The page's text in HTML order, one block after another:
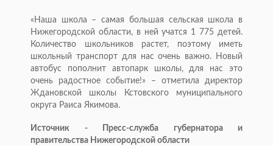
«Наша школа – самая большая сельская школа в
Нижегородской области, в ней учатся 1 775 детей.
Количество школьников растет, поэтому иметь
школьный транспорт для нас очень важно. Новый
автобус пополнит автопарк школы, для нас это
очень радостное событие!» – отметила директор
Ждановской школы Кстовского муниципального
округа Раиса Якимова.
Источник - Пресс-служба губернатора и
правительства Нижегородской области